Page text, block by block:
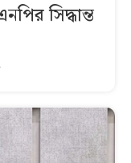
সিদ্ধান্ত